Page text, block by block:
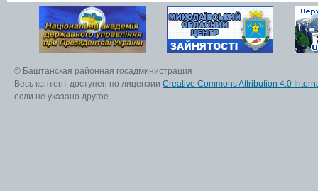
© Баштанская районная госадминистрация
Весь контент доступен по лицензии Creative Commons Attribution 4.0
если не указано другое.